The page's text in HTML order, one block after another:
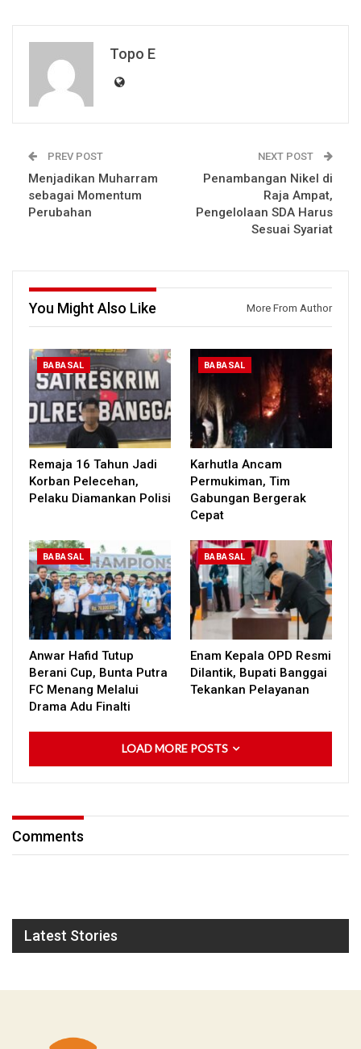
Topo E
PREV POST
Menjadikan Muharram
sebagai Momentum
Perubahan
NEXT POST
Penambangan Nikel di
Raja Ampat,
Pengelolaan SDA Harus
Sesuai Syariat
You Might Also Like More From Author
BABASAL
Remaja 16 Tahun Jadi
Korban Pelecehan,
Pelaku Diamankan Polisi
BABASAL
Karhutla Ancam
Permukiman, Tim
Gabungan Bergerak
Cepat
BABASAL
Anwar Hafid Tutup
Berani Cup, Bunta Putra
FC Menang Melalui
Drama Adu Finalti
BABASAL
Enam Kepala OPD Resmi
Dilantik, Bupati Banggai
Tekankan Pelayanan
LOAD MORE POSTS
Comments
Latest Stories